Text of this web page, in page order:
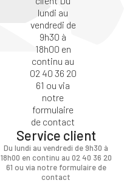
Service client
Du lundi au vendredi de 9h30 à
18h00 en continu au 02 40 36 20
61 ou via notre formulaire de
contact